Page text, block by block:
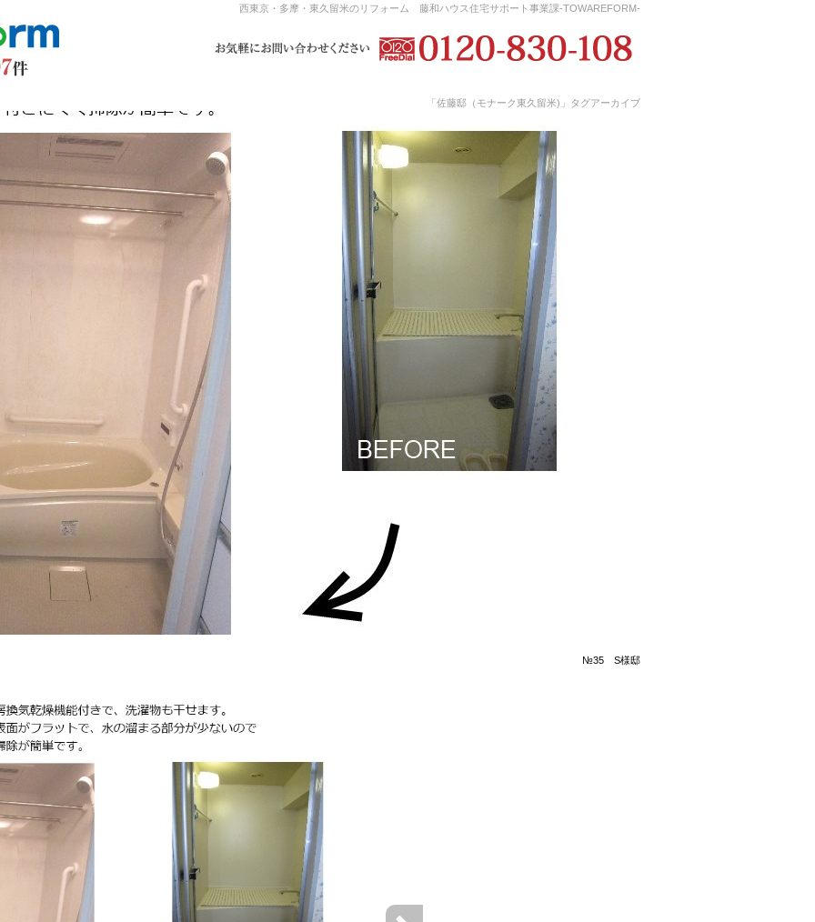
西東京・多摩・東久留米のリフォーム 藤和ハウス住宅サポート事業課-TOWAREFORM-
「佐藤邸（モナーク東久留米)」タグアーカイブ
№35 S様邸